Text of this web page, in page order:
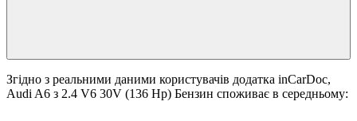
Згідно з реальними даними користувачів додатка inCarDoc,
Audi A6 з 2.4 V6 30V (136 Hp) Бензин споживає в середньому: